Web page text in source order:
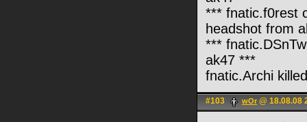
*** fnatic.f0rest
headshot from
***
ak47 ***
fnatic.Archi
#103 wOr @ 18.08.08